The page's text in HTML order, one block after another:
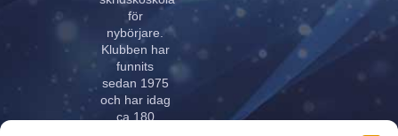
för
nybörjare.
Klubben har
funnits
sedan 1975
och har idag
ca 180